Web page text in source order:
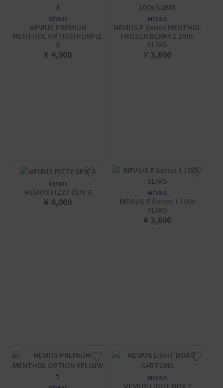
MEVIUS
MEVIUS PREMIUM
MENTHOL OPTION PURPLE
8
¥ 4,000
MEVIUS
MEVIUS E Series MENTHOL
FROZEN BERRY 1 100s
SLIMS
¥ 3,600
MEVIUS
MEVIUS FIZZY DEW 8
¥ 4,000
MEVIUS
MEVIUS E Series 1 100s
SLIMS
¥ 3,600
MEVIUS
MEVIUS LIGHT BOX 2